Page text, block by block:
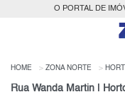
O PORTAL DE
HOME ZONA NORTE
Rua Wanda Martin |